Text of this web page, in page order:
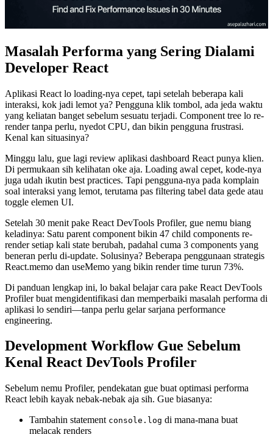
Masalah Performa yang Sering Dialami
Developer React
Aplikasi React lo loading-nya cepet, tapi setelah beberapa kali
interaksi, kok jadi lemot ya? Pengguna klik tombol, ada jeda waktu
yang keliatan banget sebelum sesuatu terjadi. Component tree lo re-
render tanpa perlu, nyedot CPU, dan bikin pengguna frustrasi.
Kenal kan situasinya?
Minggu lalu, gue lagi review aplikasi dashboard React punya klien.
Di permukaan sih kelihatan oke aja. Loading awal cepet, kode-nya
juga udah ikutin best practices. Tapi pengguna-nya pada komplain
soal interaksi yang lemot, terutama pas filtering tabel data gede atau
toggle elemen UI.
Setelah 30 menit pake React DevTools Profiler, gue nemu biang
keladinya: Satu parent component bikin 47 child components re-
render setiap kali state berubah, padahal cuma 3 components yang
beneran perlu di-update. Solusinya? Beberapa penggunaan strategis
React.memo dan useMemo yang bikin render time turun 73%.
Di panduan lengkap ini, lo bakal belajar cara pake React DevTools
Profiler buat mengidentifikasi dan memperbaiki masalah performa di
aplikasi lo sendiri—tanpa perlu gelar sarjana performance
engineering.
Development Workflow Gue Sebelum
Kenal React DevTools Profiler
Sebelum nemu Profiler, pendekatan gue buat optimasi performa
React lebih kayak nebak-nebak aja sih. Gue biasanya:
Tambahin statement console.log di mana-mana buat
melacak renders